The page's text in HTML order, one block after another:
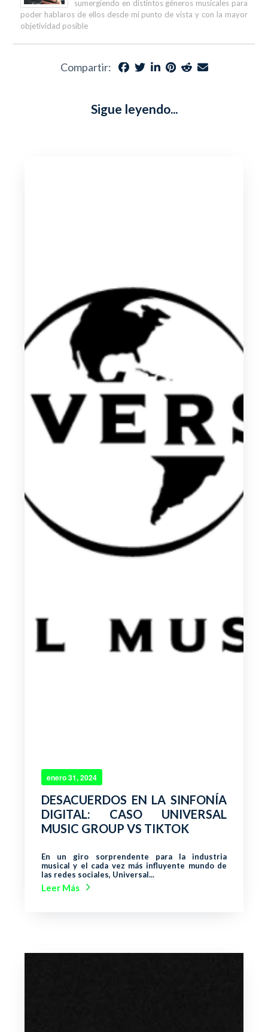
sumergiendo en distintos géneros musicales para
poder hablaros de ellos desde mi punto de vista y con la mayor
objetividad posible
Compartir:
Sigue leyendo...
enero 31, 2024
DESACUERDOS EN LA SINFONÍA
DIGITAL: CASO UNIVERSAL
MUSIC GROUP VS TIKTOK
En un giro sorprendente para la industria
musical y el cada vez más influyente mundo de
las redes sociales, Universal...
Leer Más